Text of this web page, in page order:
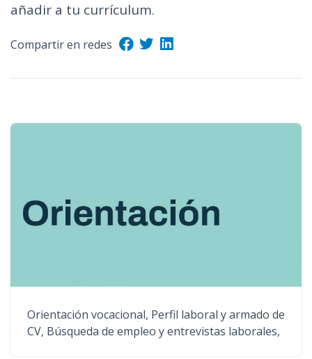
c
añadir a tu currículum.
Compartir en redes
Orientación vocacional, Perfil laboral y armado de
CV, Búsqueda de empleo y entrevistas laborales,